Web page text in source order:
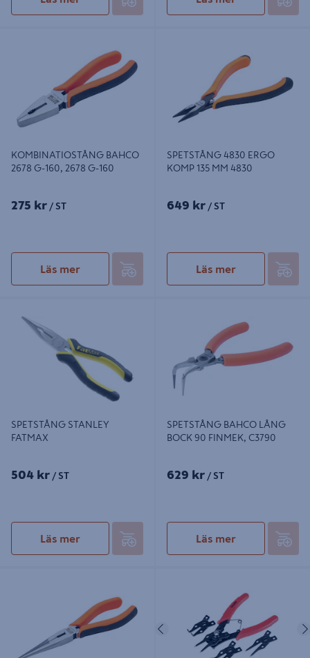
KOMBINATIOSTÅNG BAHCO
2678 G-160, 2678 G-160
275 kr / ST
Läs mer
SPETSTÅNG 4830 ERGO
KOMP 135 MM 4830
649 kr / ST
Läs mer
SPETSTÅNG STANLEY
FATMAX
504 kr / ST
Läs mer
SPETSTÅNG BAHCO LÅNG
BOCK 90 FINMEK, C3790
629 kr / ST
Läs mer
Föregående